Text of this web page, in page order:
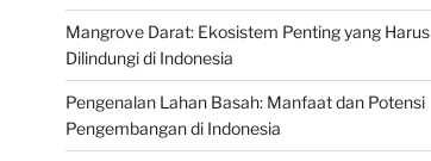
Mangrove Darat: Ekosistem Penting yang Harus
Dilindungi di Indonesia
Pengenalan Lahan Basah: Manfaat dan Potensi
Pengembangan di Indonesia